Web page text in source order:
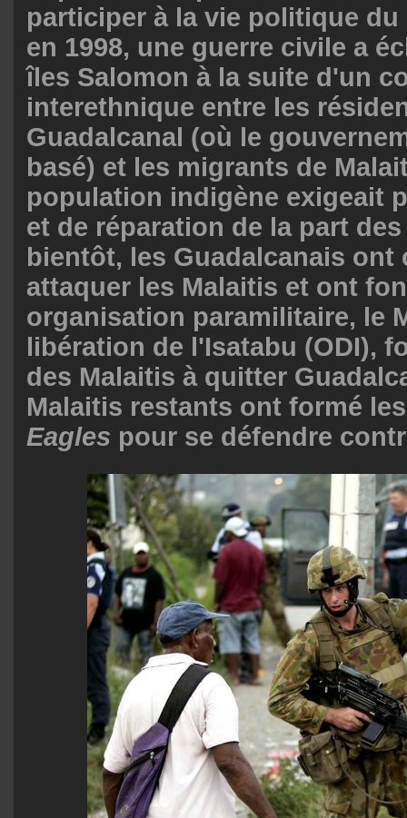
participer à la vie politique du
en 1998, une guerre civile a
îles Salomon à la suite d'un
interethnique entre les
Guadalcanal (où le
basé) et les migrants de
population indigène exigeait
et de réparation de la part
bientôt, les Guadalcanais ont
attaquer les Malaitis et ont
organisation paramilitaire, le
libération de l'Isatabu (ODI),
des Malaitis à quitter
Malaitis restants ont formé
Eagles pour se défendre